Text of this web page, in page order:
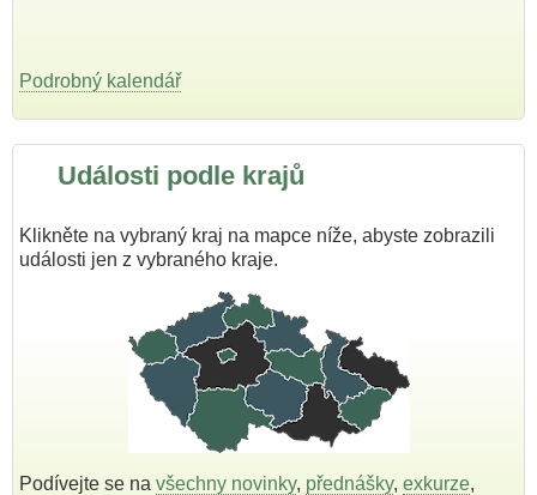
Podrobný kalendář
Události podle krajů
Klikněte na vybraný kraj na mapce níže, abyste zobrazili
události jen z vybraného kraje.
Podívejte se na všechny novinky, přednášky, exkurze,